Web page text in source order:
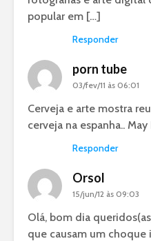
popular em […]
Responder
porn tube
03/fev/11 às 06:01
Cerveja e arte mostra
cerveja na espanha..
Responder
Orsol
15/jun/12 às 09:03
Olá, bom dia
que causam um